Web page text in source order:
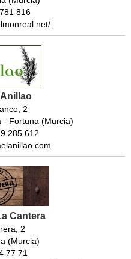
816
2
- Fortuna (Murcia)
285 612
Cantera
2
(Murcia)
77 71